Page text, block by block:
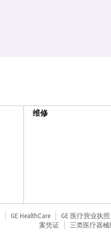
维修
GE HealthCare GE 医疗营业执照
案凭证
三类医疗器